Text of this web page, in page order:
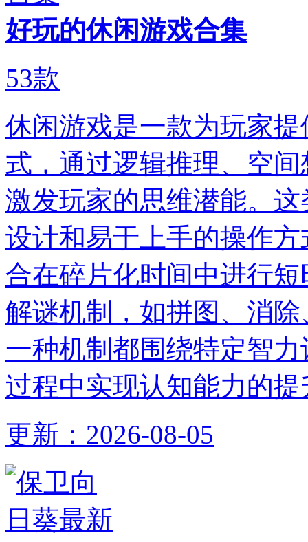
好玩的休闲游戏合集
53款
休闲游戏是一款为玩家
式，通过逻辑推理、空
激发玩家的思维潜能。
设计和易于上手的操作
合在碎片化时间中进行
解谜机制，如拼图、消
一种机制都围绕特定智
过程中实现认知能力的提
更新： 2026-08-05